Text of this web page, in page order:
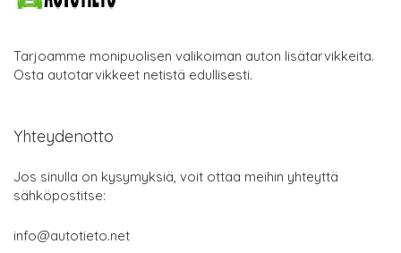
Tarjoamme monipuolisen valikoiman auton lisätarvikkeita.
Osta autotarvikkeet netistä edullisesti.
Yhteydenotto
Jos sinulla on kysymyksiä, voit ottaa meihin yhteyttä
sähköpostitse:
info@autotieto.net